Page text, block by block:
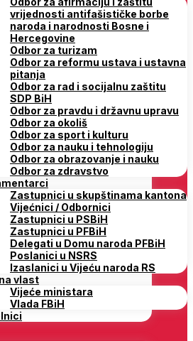
vrijednosti antifašističke borbe
naroda i narodnosti Bosne i
Hercegovine
Odbor za turizam
Odbor za reformu ustava i ustavna
pitanja
Odbor za rad i socijalnu zaštitu
SDP BiH
Odbor za pravdu i državnu upravu
Odbor za okoliš
Odbor za sport i kulturu
Odbor za nauku i tehnologiju
Odbor za obrazovanje i nauku
Odbor za zdravstvo
Zastupnici u skupštinama kantona
Vijećnici / Odbornici
Zastupnici u PSBiH
Zastupnici u PFBiH
Delegati u Domu naroda PFBiH
Poslanici u NSRS
Izaslanici u Vijeću naroda RS
vlast
Vijeće ministara
Vlada FBiH